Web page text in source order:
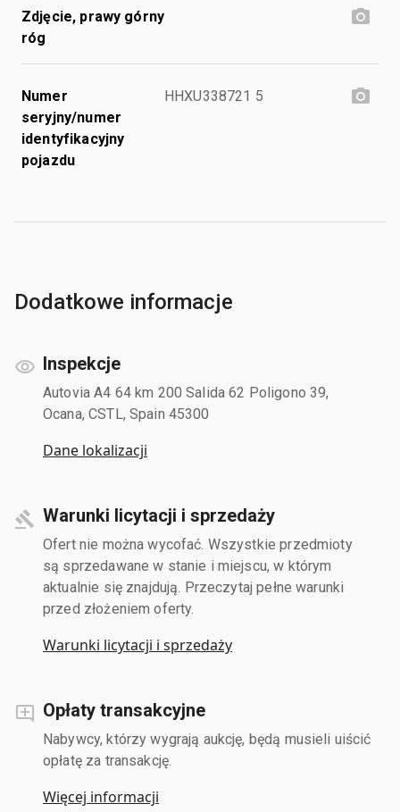
Zdjęcie, prawy górny
róg
Numer
seryjny/numer
identyfikacyjny
pojazdu
HHXU338721 5
Dodatkowe informacje
Inspekcje
Autovia A4 64 km 200 Salida 62 Poligono 39,
Ocana, CSTL, Spain 45300
Dane lokalizacji
Warunki licytacji i sprzedaży
Ofert nie można wycofać. Wszystkie przedmioty
są sprzedawane w stanie i miejscu, w którym
aktualnie się znajdują. Przeczytaj pełne warunki
przed złożeniem oferty.
Warunki licytacji i sprzedaży
Opłaty transakcyjne
Nabywcy, którzy wygrają aukcję, będą musieli uiścić
opłatę za transakcję.
Więcej informacji